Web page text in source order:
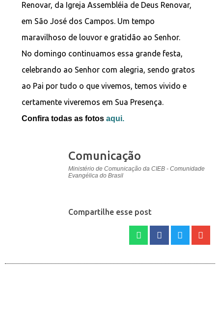
Renovar, da Igreja Assembléia de Deus Renovar,
em São José dos Campos. Um tempo
maravilhoso de louvor e gratidão ao Senhor.
No domingo continuamos essa grande festa,
celebrando ao Senhor com alegria, sendo gratos
ao Pai por tudo o que vivemos, temos vivido e
certamente viveremos em Sua Presença.
Confira todas as fotosaqui.
Comunicação
Ministério de Comunicação da CIEB - Comunidade
Evangélica do Brasil
Compartilhe esse post